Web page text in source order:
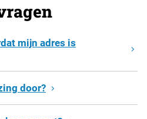
mijn adres is
door?